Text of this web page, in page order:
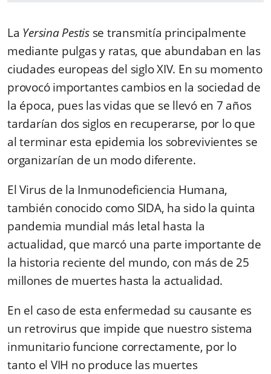
La Yersina Pestisse transmitía principalmente
mediante pulgas y ratas, que abundaban en las
ciudades europeas del siglo XIV. En su momento
provocó importantes cambios en la sociedad de
la época, pues las vidas que se llevó en 7 años
tardarían dos siglos en recuperarse, por lo que
al terminar esta epidemia los sobrevivientes se
organizarían de un modo diferente.
El Virus de la Inmunodeficiencia Humana,
también conocido como SIDA, ha sido la quinta
pandemia mundial más letal hasta la
actualidad, que marcó una parte importante de
la historia reciente del mundo, con más de 25
millones de muertes hasta la actualidad.
En el caso de esta enfermedad su causante es
un retrovirus que impide que nuestro sistema
inmunitario funcione correctamente, por lo
tanto el VIH no produce las muertes